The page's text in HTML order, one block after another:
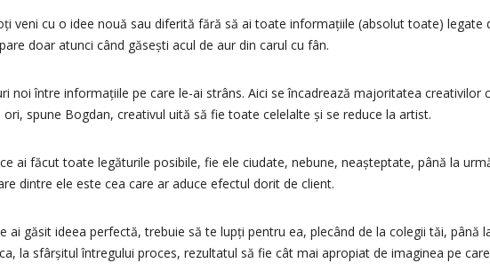
veni cu o idee nouă sau diferită fără să ai toate informațiile (absolut toate) legate
doar atunci când găsești acul de aur din carul cu fân.
noi între informațiile pe care le-ai strâns. Aici se încadrează majoritatea creativilor
spune Bogdan, creativul uită să fie toate celelalte și se reduce la artist.
ai făcut toate legăturile posibile, fie ele ciudate, nebune, neașteptate, până la
dintre ele este cea care ar aduce efectul dorit de client.
ai găsit ideea perfectă, trebuie să te lupți pentru ea, plecând de la colegii tăi, până
la sfârșitul întregului proces, rezultatul să fie cât mai apropiat de imaginea pe